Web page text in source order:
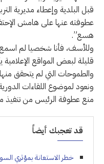
قبل البلدية وإعطاء مديرية
عطوفته عنها على هامش
هسع”.
وللأسف، فأنا شخصيا لم
قليلة لبعض المواقع
والطموحات التي لم يتحقق
ونعود لموضوع اللقاءات
منع عطوفة الرئيس من تنفيذ
قد تعجبك أيضاً
خطر الاستعانة بمؤثري